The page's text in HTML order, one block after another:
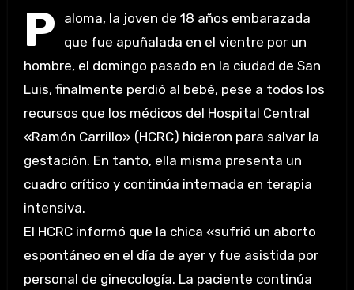
P
aloma, la joven de 18 años embarazada
que fue apuñalada en el vientre por un
hombre, el domingo pasado en la ciudad de San
Luis, finalmente perdió al bebé, pese a todos los
recursos que los médicos del Hospital Central
«Ramón Carrillo» (HCRC) hicieron para salvar la
gestación. En tanto, ella misma presenta un
cuadro crítico y continúa internada en terapia
intensiva.
El HCRC informó que la chica «sufrió un aborto
espontáneo en el día de ayer y fue asistida por
personal de ginecología. La paciente continúa